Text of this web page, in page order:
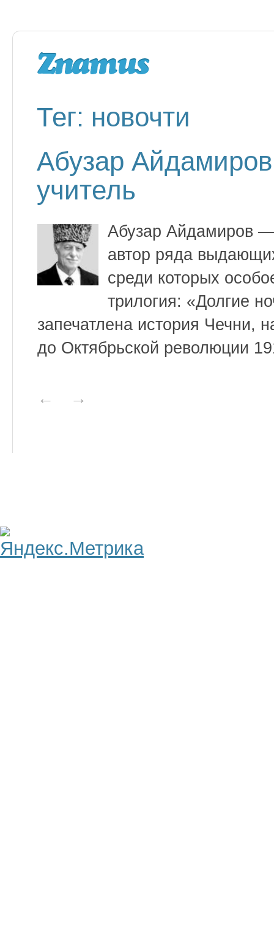
Тег: новочти
Абузар Айдамиров
учитель
Абузар Айдамиров
автор ряда
среди которых
трилогия: «Долгие
запечатлена история Чечни,
до Октябрьской революции
← →